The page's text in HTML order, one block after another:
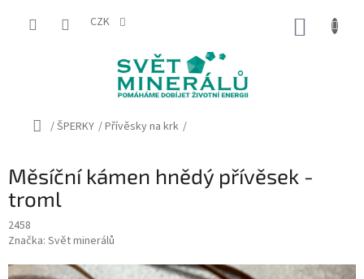
CZK
Domů
/ŠPERKY /Přívěsky na krk /
Měsíční kámen hnědý přívěsek -
troml
2458
Značka: Svět minerálů